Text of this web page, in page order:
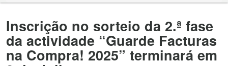
Inscrição no sorteio da 2.ª fase
da actividade “Guarde Facturas
na Compra! 2025” terminará em